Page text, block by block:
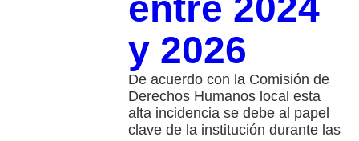
y 2026
De acuerdo con la Comisión de
Derechos Humanos local esta
alta incidencia se debe al papel
clave de la institución durante las